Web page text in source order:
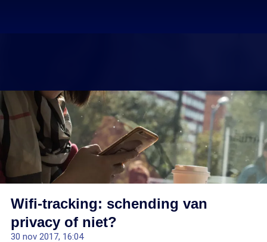
Wifi-tracking: schending van
privacy of niet?
30 nov 2017, 16:04